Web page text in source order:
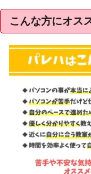
こんな方にオス